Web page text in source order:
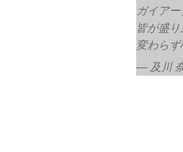
ガイア
皆が盛
変わら
— 及川